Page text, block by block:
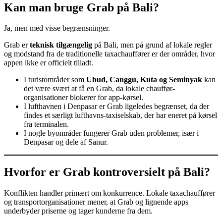
Kan man bruge Grab på Bali?
Ja, men med visse begrænsninger.
Grab erteknisk tilgængelig på Bali, men på grund af lokale regler
og modstand fra de traditionelle taxachauffører er der områder, hvor
appen ikke er officielt tilladt.
I turistområder som Ubud, Canggu, Kuta og Seminyak kan
det være svært at få en Grab, da lokale chauffør-
organisationer blokerer for app-kørsel.
I lufthavnen i Denpasar er Grab ligeledes begrænset, da der
findes et særligt lufthavns-taxiselskab, der har eneret på kørsel
fra terminalen.
I nogle byområder fungerer Grab uden problemer, især i
Denpasar og dele af Sanur.
Hvorfor er Grab kontroversielt på Bali?
Konflikten handler primært om konkurrence. Lokale taxachauffører
og transportorganisationer mener, at Grab og lignende apps
underbyder priserne og tager kunderne fra dem.